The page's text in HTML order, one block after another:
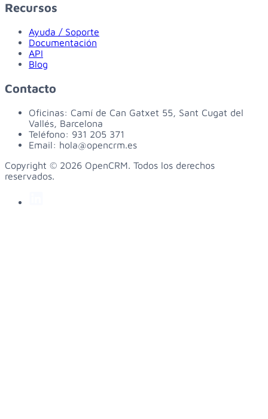
Recursos
Ayuda / Soporte
Documentación
API
Blog
Contacto
Oficinas: Camí de Can Gatxet 55, Sant Cugat del
Vallés, Barcelona
Teléfono: 931 205 371
Email: hola@opencrm.es
Copyright © 2026 OpenCRM. Todos los derechos
reservados.